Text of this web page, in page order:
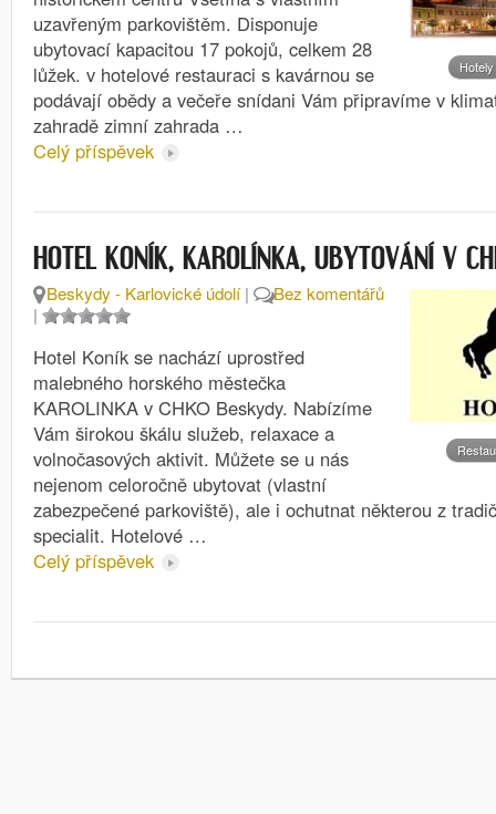
Hotely
uzavřeným parkovištěm. Disponuje
ubytovací kapacitou 17 pokojů, celkem 28
lůžek. v hotelové restauraci s kavárnou se
podávají obědy a večeře snídani Vám připravíme v
zahradě zimní zahrada …
Celý příspěvek
HOTEL KONÍK, KAROLÍNKA, UBYTOVÁNÍ V
Beskydy - Karlovické údolí|
Bez komentářů
|
Hotel Koník se nachází uprostřed
malebného horského městečka
KAROLINKA v CHKO Beskydy. Nabízíme
Vám širokou škálu služeb, relaxace a
volnočasových aktivit. Můžete se u nás
nejenom celoročně ubytovat (vlastní
zabezpečené parkoviště), ale i ochutnat některou z
specialit. Hotelové …
Celý příspěvek